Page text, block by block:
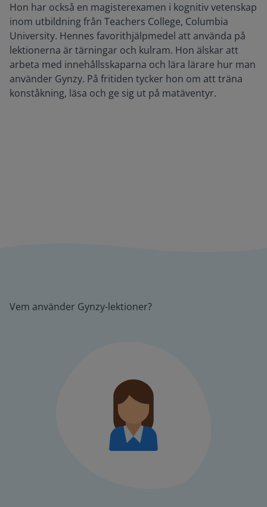
Hon har också en magisterexamen i kognitiv vetenskap
inom utbildning från Teachers College, Columbia
University. Hennes favorithjälpmedel att använda på
lektionerna är tärningar och kulram. Hon älskar att
arbeta med innehållsskaparna och lära lärare hur man
använder Gynzy. På fritiden tycker hon om att träna
konståkning, läsa och ge sig ut på matäventyr.
Vem använder Gynzy-lektioner?